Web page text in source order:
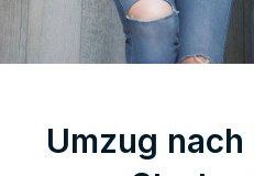
Umzug nach